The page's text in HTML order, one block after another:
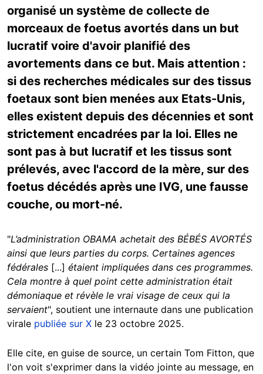
organisé un système de collecte de
morceaux de foetus avortés dans un but
lucratif voire d'avoir planifié des
avortements dans ce but. Mais attention :
si des recherches médicales sur des tissus
foetaux sont bien menées aux Etats-Unis,
elles existent depuis des décennies et sont
strictement encadrées par la loi. Elles ne
sont pas à but lucratif et les tissus sont
prélevés, avec l'accord de la mère, sur des
foetus décédés après une IVG, une fausse
couche, ou mort-né.
"L’administration OBAMA achetait des BÉBÉS AVORTÉS
ainsi que leurs parties du corps. Certaines agences
fédérales [...] étaient impliquées dans ces programmes.
Cela montre à quel point cette administration était
démoniaque et révèle le vrai visage de ceux qui la
servaient", soutient une internaute dans une publication
virale publiée sur X le 23 octobre 2025.
Elle cite, en guise de source, un certain Tom Fitton, que
l'on voit s'exprimer dans la vidéo jointe au message, en